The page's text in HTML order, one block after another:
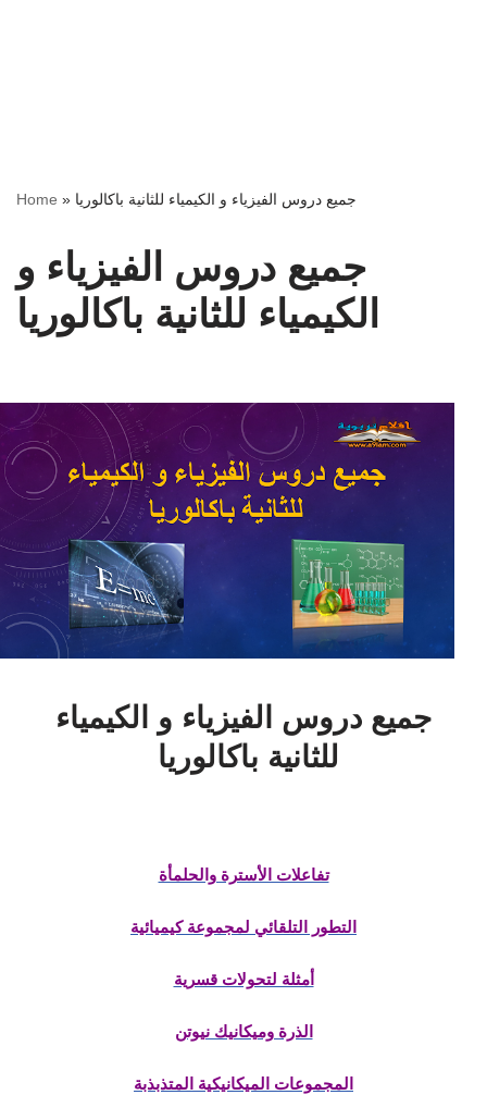
Home » جميع دروس الفيزياء و الكيمياء للثانية باكالوريا
جميع دروس الفيزياء و
الكيمياء للثانية باكالوريا
جميع دروس الفيزياء و الكيمياء
للثانية باكالوريا
تفاعلات الأسترة والحلمأة
التطور التلقائي لمجموعة كيميائية
أمثلة لتحولات قسرية
الذرة وميكانيك نيوتن
المجموعات الميكانيكية المتذبذبة